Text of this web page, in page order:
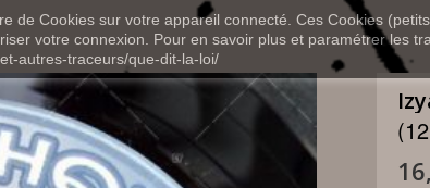
de Cookies sur votre appareil connecté. Ces Cookies
votre connexion. Pour en savoir plus et paramétrer les
autres-traceurs/que-dit-la-loi/